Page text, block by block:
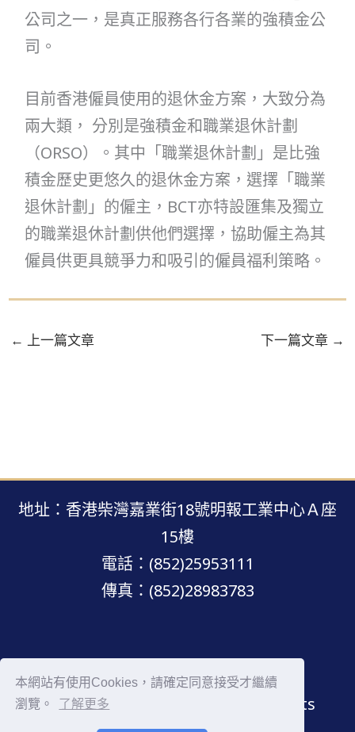
本網站有使用Cookies，請確定同意接受才繼續
瀏覽。
了解更多
公司之一，是真正服務各行各業的強積金公
司。
目前香港僱員使用的退休金方案，大致分為
兩大類， 分別是強積金和職業退休計劃
（ORSO）。其中「職業退休計劃」是比強
積金歷史更悠久的退休金方案，選擇「職業
退休計劃」的僱主，BCT亦特設匯集及獨立
的職業退休計劃供他們選擇，協助僱主為其
僱員供更具競爭力和吸引的僱員福利策略。
← 上一篇文章 下一篇文章 →
地址：香港柴灣嘉業街18號明報工業中心Ａ座
15樓
電話：(852)25953111
傳真：(852)28983783
明報網站 · 版權所有 · 不得轉載
Copyright © Mingpao.com All rights